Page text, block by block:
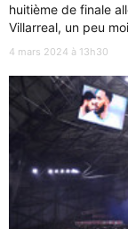
huitième de finale
Villarreal, un peu
4 mars 2024 à 13h30